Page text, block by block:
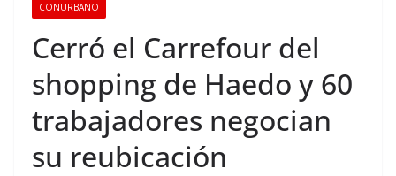
CONURBANO
Cerró el Carrefour del
shopping de Haedo y 60
trabajadores negocian
su reubicación